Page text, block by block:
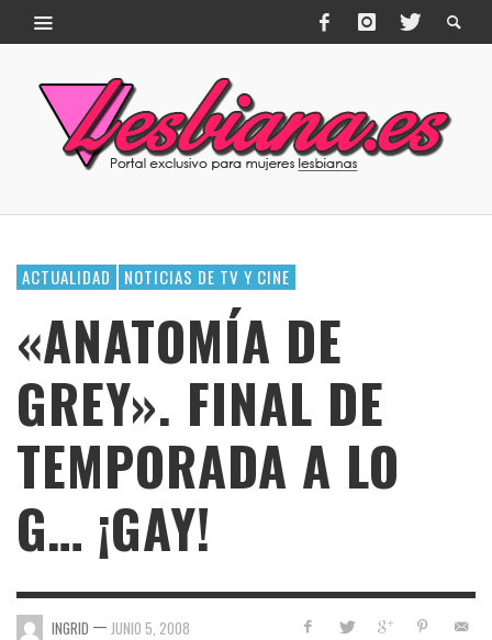
ACTUALIDAD NOTICIAS DE TV Y CINE
«ANATOMÍA DE
GREY». FINAL DE
TEMPORADA A LO
G… ¡GAY!
INGRID — JUNIO 5, 2008